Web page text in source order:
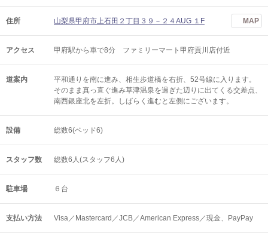
住所 山梨県甲府市上石田２丁目３９－２４AUG １F MAP
アクセス 甲府駅から車で8分 ファミリーマート甲府貢川店付近
道案内
平和通りを南に進み、相生歩道橋を右折、52号線に入ります。
そのまま真っ直ぐ進み草津温泉を過ぎた辺りに出てくる交差点、
南西銀座北を左折。しばらく進むと左側にございます。
設備 総数6(ベッド6)
スタッフ数 総数6人(スタッフ6人)
駐車場 ６台
支払い方法 Visa／Mastercard／JCB／American Express／現金、PayPay